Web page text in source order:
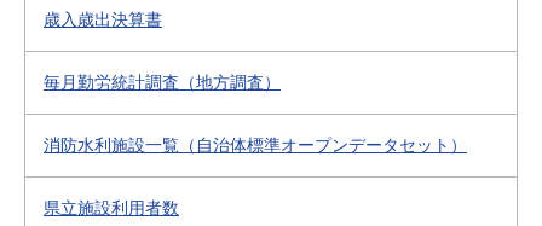
歳入歳出決算書
毎月勤労統計調査（地方調査）
消防水利施設一覧（自治体標準オープンデータセット）
県立施設利用者数